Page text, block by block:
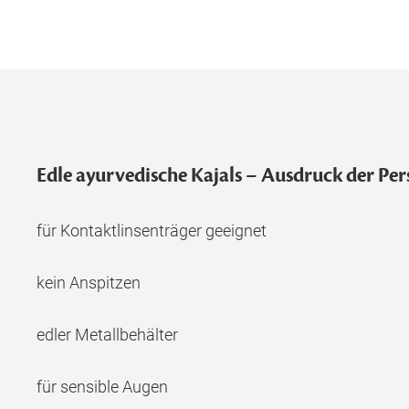
Edle ayurvedische Kajals – Ausdruck der
für Kontaktlinsenträger geeignet
kein Anspitzen
edler Metallbehälter
für sensible Augen